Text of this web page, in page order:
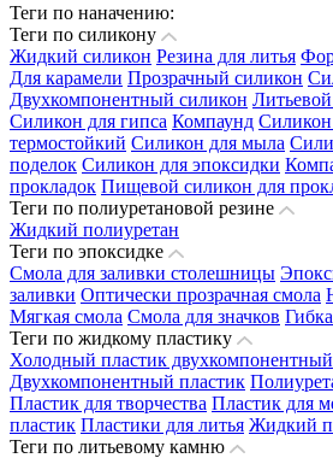
Теги по наначению:
Теги по силикону
Жидкий силикон Резина для литья
Для карамели Прозрачный силикон
Двухкомпонентный силикон
Силикон для гипса Компаунд Силикон
термостойкий Силикон для мыла
поделок Силикон для эпоксидки
прокладок Пищевой силикон для
Теги по полиуретановой резине
Жидкий полиуретан
Теги по эпоксидке
Смола для заливки столешницы
заливки Оптически прозрачная смола
Мягкая смола Смола для значков
Теги по жидкому пластику
Холодный пластик двухкомпонентный
Двухкомпонентный пластик
Пластик для творчества Пластик для
пластик Пластики для литья Жидкий
Теги по литьевому камню